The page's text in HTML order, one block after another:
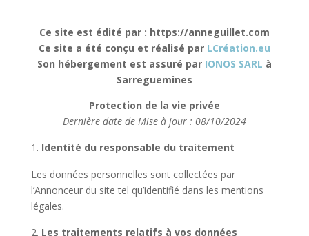
Ce site est édité par : https://anneguillet.com
Ce site a été conçu et réalisé par LCréation.eu
Son hébergement est assuré par IONOS SARL à
Sarreguemines
Protection de la vie privée
Dernière date de Mise à jour : 08/10/2024
Identité du responsable du traitement
Les données personnelles sont collectées par
l’Annonceur du site tel qu’identifié dans les mentions
légales.
Les traitements relatifs à vos données